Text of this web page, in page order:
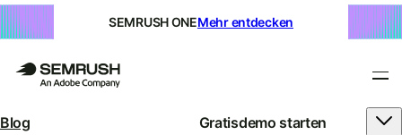
SEMRUSH ONEMehr entdecken
Blog Gratisdemo starten